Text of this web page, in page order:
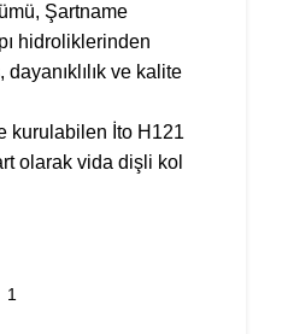
Şartname
hidroliklerinden
ve kalite
kurulabilen İto H121
olarak vida dişli kol